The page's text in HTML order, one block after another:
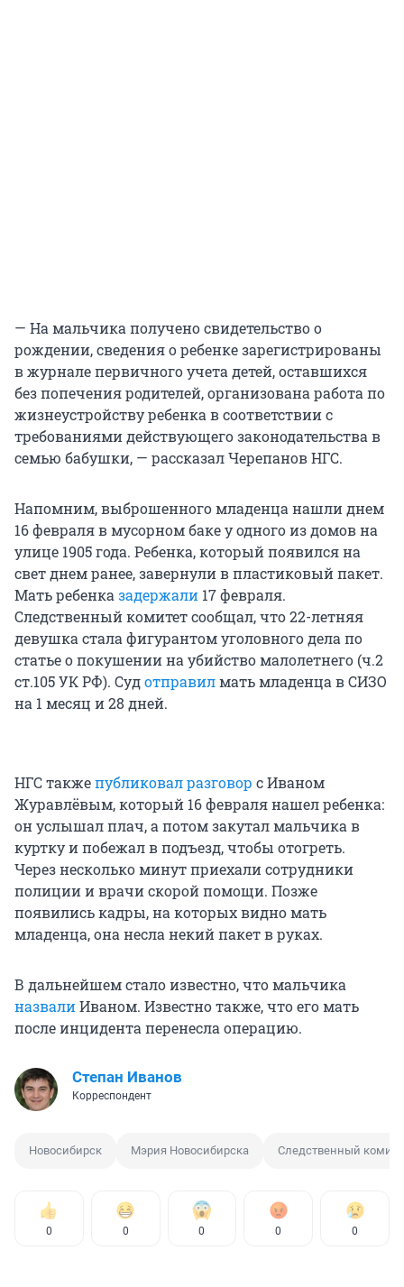
— На мальчика получено свидетельство о
рождении, сведения о ребенке зарегистрированы
в журнале первичного учета детей, оставшихся
без попечения родителей, организована работа по
жизнеустройству ребенка в соответствии с
требованиями действующего законодательства в
семью бабушки, — рассказал Черепанов НГС.
Напомним, выброшенного младенца нашли днем
16 февраля в мусорном баке у одного из домов на
улице 1905 года. Ребенка, который появился на
свет днем ранее, завернули в пластиковый пакет.
Мать ребенка задержали 17 февраля.
Следственный комитет сообщал, что 22-летняя
девушка стала фигурантом уголовного дела по
статье о покушении на убийство малолетнего (ч.2
ст.105 УК РФ). Судотправилмать младенца в СИЗО
на 1 месяц и 28 дней.
НГС такжепубликовал разговор с Иваном
Журавлёвым, который 16 февраля нашел ребенка:
он услышал плач, а потом закутал мальчика в
куртку и побежал в подъезд, чтобы отогреть.
Через несколько минут приехали сотрудники
полиции и врачи скорой помощи. Позже
появились кадры, на которых видно мать
младенца, она несла некий пакет в руках.
В дальнейшем стало известно, что мальчика
назвалиИваном. Известно также, что его мать
после инцидента перенесла операцию.
Степан Иванов
Корреспондент
Новосибирск Мэрия Новосибирска Следственный
0 0 0 0 0